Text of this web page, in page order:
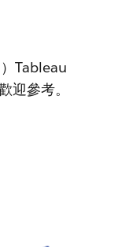
Tableau
迎參考。